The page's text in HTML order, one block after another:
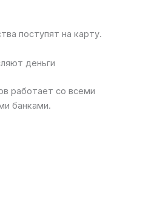
поступят на карту.
деньги
работает со всеми
банками.